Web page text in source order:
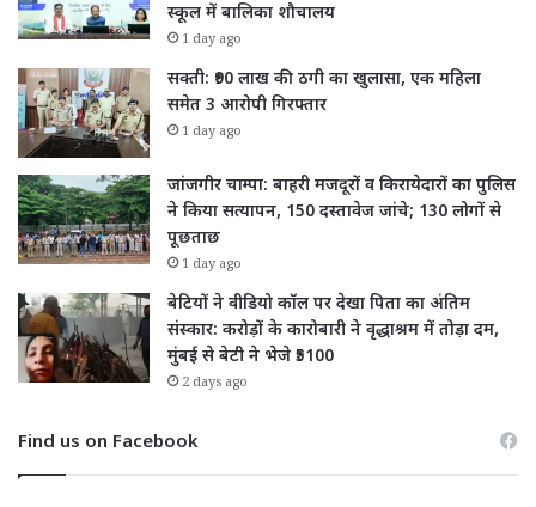
स्कूल में बालिका शौचालय
1 day ago
सक्ती: ₹90 लाख की ठगी का खुलासा, एक महिला
समेत 3 आरोपी गिरफ्तार
1 day ago
जांजगीर चाम्पा: बाहरी मजदूरों व किरायेदारों का पुलिस
ने किया सत्यापन, 150 दस्तावेज जांचे; 130 लोगों से
पूछताछ
1 day ago
बेटियों ने वीडियो कॉल पर देखा पिता का अंतिम
संस्कार: करोड़ों के कारोबारी ने वृद्धाश्रम में तोड़ा दम,
मुंबई से बेटी ने भेजे ₹5100
2 days ago
Find us on Facebook